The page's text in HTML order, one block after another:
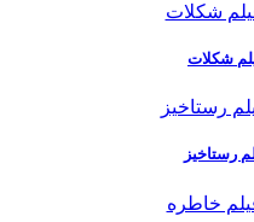
شکلات
رستاخیز